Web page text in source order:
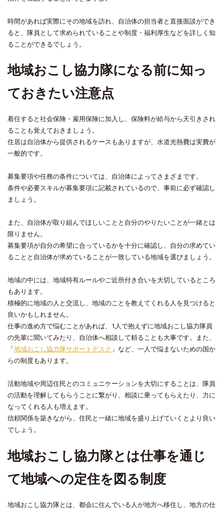
時間があれば実際にその地域を訪れ、自治体の担当者と直接面談ができ
ると、隊員として求められていることや制度・福利厚生などを詳しく知
ることができるでしょう。
地域おこし協力隊になる前に知っ
ておきたい注意点
着任すると社会保険・雇用保険に加入し、保険料が給与から天引きされ
ることも覚えておきましょう。
住居は自治体から提供されるケースもありますが、水道光熱費は実費が
一般的です。
募集要項や任務の条件については、自治体によってさまざまです。
条件や必要スキルが募集要項に記載されているので、事前に必ず確認し
ましょう。
また、自治体が取り組んでほしいことと自分のやりたいことが一緒とは
限りません。
募集要項が自分の希望に合っているかを十分に確認し、自分の求めてい
ることと自治体が求めていることが一致している地域を選びましょう。
地域の中には、地域特有ルールやご近所付き合いを大切しているところ
もあります。
積極的に地域の人と交流し、地域のことを教えてくれる人を見つけると
良いかもしれません。
仕事の進め方で悩むことがあれば、1人で抱えずに地域おこし協力隊員
の先輩に聞いてみたり、自治体へ相談して頼ることも大事です。また、
「 地域おこし協力隊サポートデスク 」など、一人で悩まないための国か
らの制度もあります。
活動地域や周辺住民とのコミュニケーションを大切にすることは、隊員
の活動を理解してもらうことに繋がり、相談に乗ってもらえたり、力に
なってくれる人も増えます。
信頼関係を築きながら、住民と一緒に地域を盛り上げていくとより良い
でしょう。
地域おこし協力隊とは仕事を通じ
て地域への定住を図る制度
地域おこし協力隊とは、都会に住んでいる人が地方へ移住し、地方の仕